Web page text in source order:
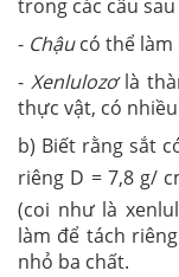
trong các câu sau
- Chậucó thể làm
- Xenlulozơlà
thực vật, có
b) Biết rằng sắt
riêng D = 7,8 g/
(coi như là
làm để tách
nhỏ ba chất.